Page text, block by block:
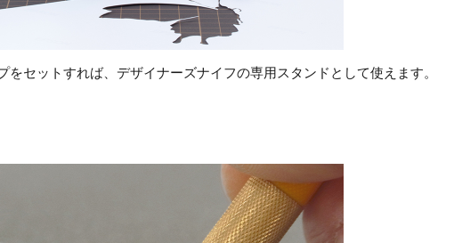
をセットすれば、デザイナーズナイフの専用スタンドとして使えます。